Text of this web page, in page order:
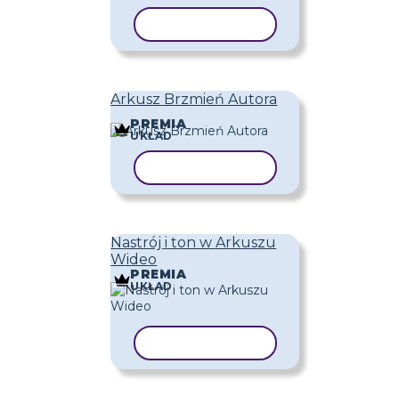
Arkusz Brzmień Autora
PREMIA
UKŁAD
Nastrój i ton w Arkuszu
Wideo
PREMIA
UKŁAD